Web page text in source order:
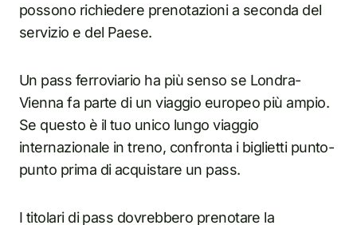
possono richiedere prenotazioni a seconda del
servizio e del Paese.
Un pass ferroviario ha più senso se Londra-
Vienna fa parte di un viaggio europeo più ampio.
Se questo è il tuo unico lungo viaggio
internazionale in treno, confronta i biglietti punto-
punto prima di acquistare un pass.
I titolari di pass dovrebbero prenotare la